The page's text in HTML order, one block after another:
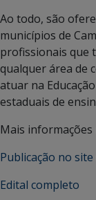
Ao todo, são
municípios de
profissionais que
qualquer área de
atuar na
estaduais de
Mais informações
Publicação no site
Edital completo